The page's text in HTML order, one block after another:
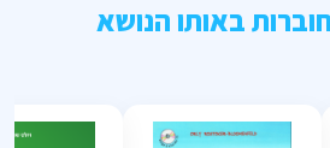
באותו הנושא